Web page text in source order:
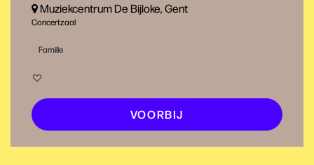
Muziekcentrum De Bijloke, Gent
Concertzaal
Familie
VOORBIJ